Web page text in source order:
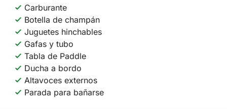
Carburante
Botella de champán
Juguetes hinchables
Gafas y tubo
Tabla de Paddle
Ducha a bordo
Altavoces externos
Parada para bañarse